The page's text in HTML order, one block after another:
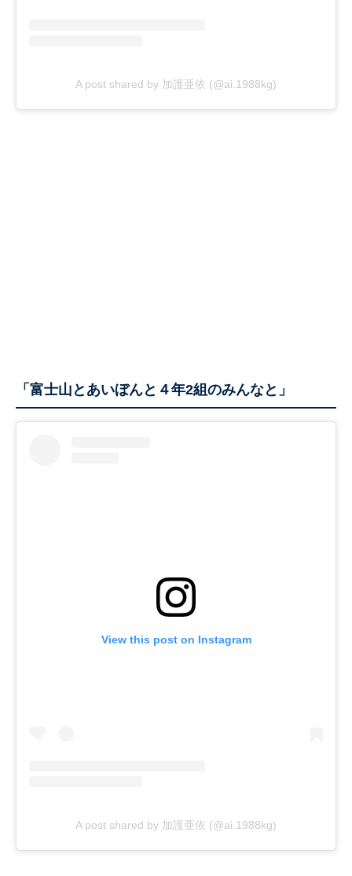
A post shared by 加護亜依 (@ai.1988kg)
「富士山とあいぼんと４年2組のみんなと」
View this post on Instagram
A post shared by 加護亜依 (@ai.1988kg)